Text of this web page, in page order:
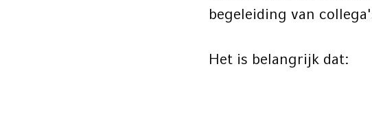
begeleiding van
Het is belangrijk dat: